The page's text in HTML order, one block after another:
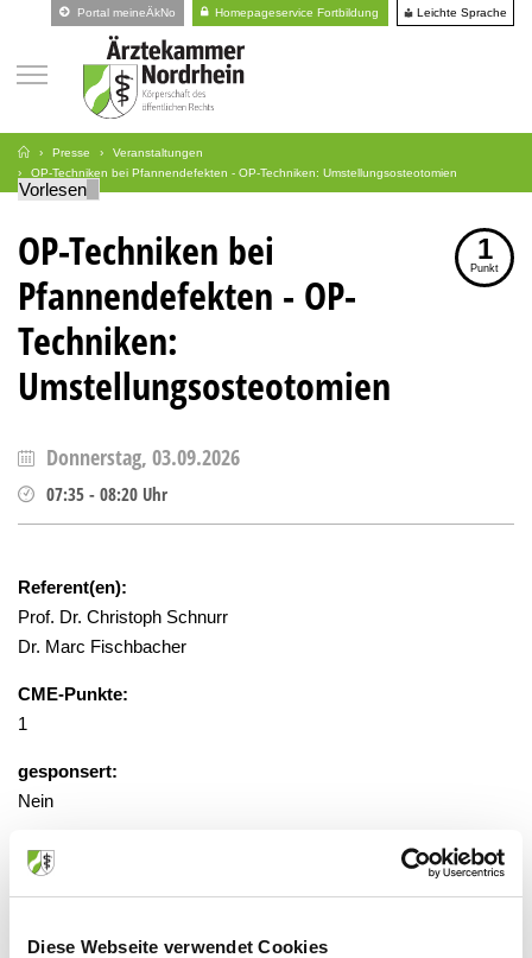
Diese Webseite verwendet Cookies
Portal meineÄkNo Homepageservice Fortbildung Leichte Sprache
Presse
Veranstaltungen
OP-Techniken bei Pfannendefekten - OP-Techniken: Umstellungsosteotomien
Vorlesen
OP-Techniken bei
Pfannendefekten - OP-
Techniken:
Umstellungsosteotomien
1
Punkt
Donnerstag, 03.09.2026
07:35 - 08:20 Uhr
Referent(en):
Prof. Dr. Christoph Schnurr
Dr. Marc Fischbacher
CME-Punkte:
1
gesponsert:
Nein
Veranstaltungsort: